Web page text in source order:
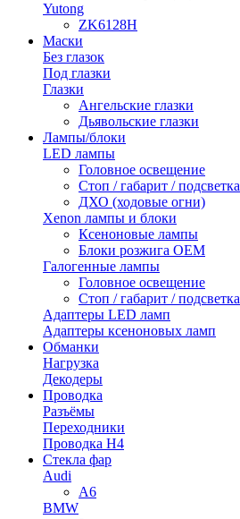
Yutong
ZK6128H
Маски
Без глазок
Под глазки
Глазки
Ангельские глазки
Дьявольские глазки
Лампы/блоки
LED лампы
Головное освещение
Стоп / габарит / подсветка
ДХО (ходовые огни)
Xenon лампы и блоки
Ксеноновые лампы
Блоки розжига OEM
Галогенные лампы
Головное освещение
Стоп / габарит / подсветка
Адаптеры LED ламп
Адаптеры ксеноновых ламп
Обманки
Нагрузка
Декодеры
Проводка
Разъёмы
Переходники
Проводка H4
Стекла фар
Audi
A6
BMW